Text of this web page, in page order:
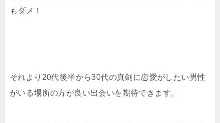
もダメ！
それより20代後半から30代の真剣に恋愛がしたい男性
がいる場所の方が良い出会いを期待できます。